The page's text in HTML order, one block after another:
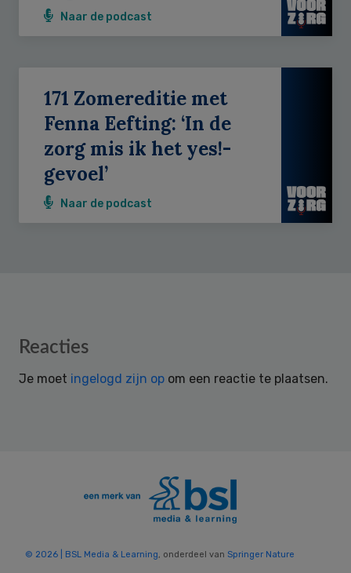
Naar de podcast
171 Zomereditie met
Fenna Eefting: ‘In de
zorg mis ik het yes!-
gevoel’
Naar de podcast
Reader
Reacties
Je moet ingelogd zijn op om een reactie te plaatsen.
© 2026 | BSL Media & Learning, onderdeel van Springer Nature